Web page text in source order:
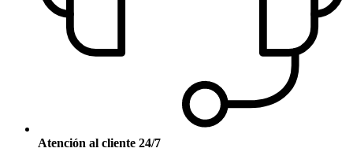
Atención al cliente 24/7